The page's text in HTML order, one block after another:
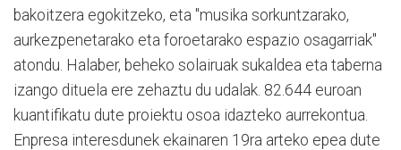
bakoitzera egokitzeko, eta "musika sorkuntzarako,
aurkezpenetarako eta foroetarako espazio osagarriak"
atondu. Halaber, beheko solairuak sukaldea eta taberna
izango dituela ere zehaztu du udalak. 82.644 euroan
kuantifikatu dute proiektu osoa idazteko aurrekontua.
Enpresa interesdunek ekainaren 19ra arteko epea dute